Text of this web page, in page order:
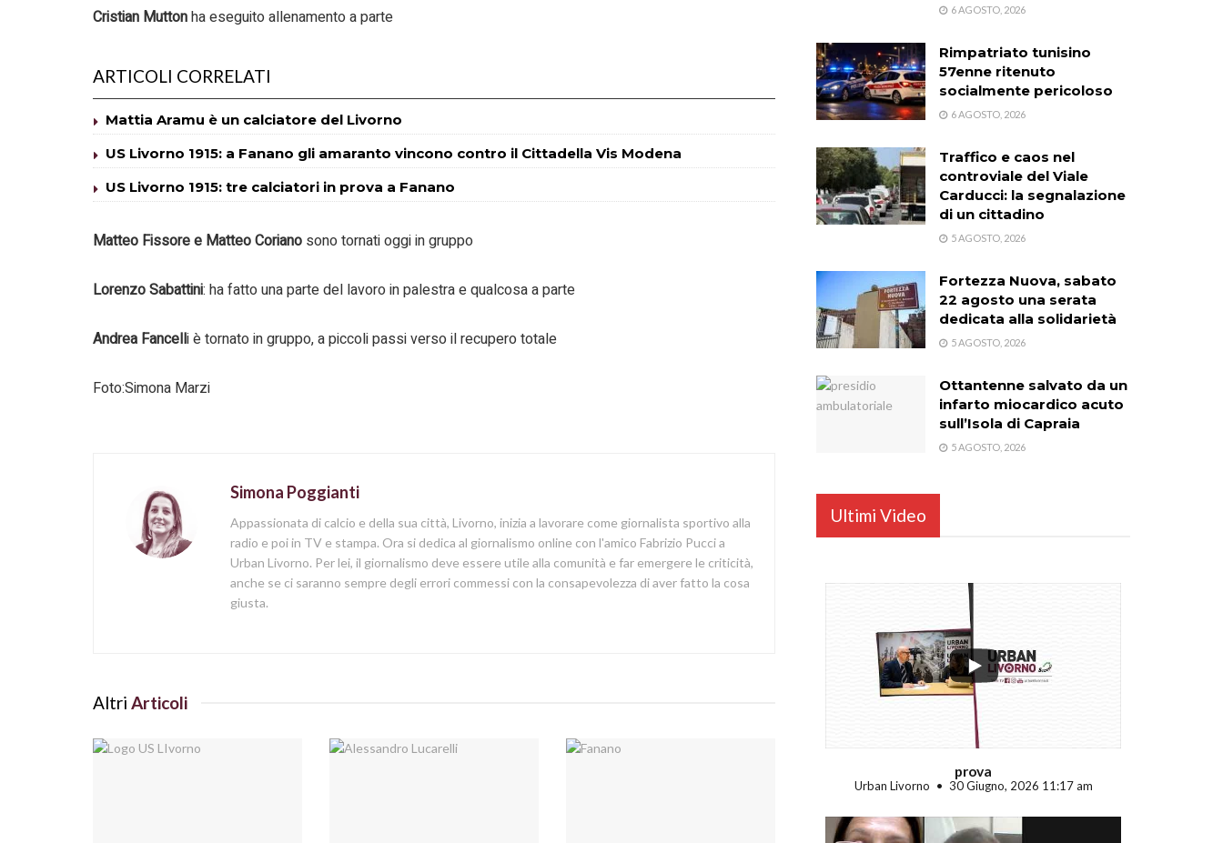
Cristian Muttonha eseguito allenamento a parte
ARTICOLI CORRELATI
Mattia Aramu è un calciatore del Livorno
US Livorno 1915: a Fanano gli amaranto vincono contro il Cittadella Vis Modena
US Livorno 1915: tre calciatori in prova a Fanano
Matteo Fissore e Matteo Coriano sono tornati oggi in gruppo
Lorenzo Sabattini: ha fatto una parte del lavoro in palestra e qualcosa a parte
Andrea Fancelli è tornato in gruppo, a piccoli passi verso il recupero totale
Foto:Simona Marzi
Simona Poggianti
Appassionata di calcio e della sua città, Livorno, inizia a lavorare come giornalista sportivo alla
radio e poi in TV e stampa. Ora si dedica al giornalismo online con l'amico Fabrizio Pucci a
Urban Livorno. Per lei, il giornalismo deve essere utile alla comunità e far emergere le criticità,
anche se ci saranno sempre degli errori commessi con la consapevolezza di aver fatto la cosa
giusta.
Altri Articoli
6 AGOSTO, 2026
Rimpatriato tunisino
57enne ritenuto
socialmente pericoloso
6 AGOSTO, 2026
Traffico e caos nel
controviale del Viale
Carducci: la segnalazione
di un cittadino
5 AGOSTO, 2026
Fortezza Nuova, sabato
22 agosto una serata
dedicata alla solidarietà
5 AGOSTO, 2026
Ottantenne salvato da un
infarto miocardico acuto
sull’Isola di Capraia
5 AGOSTO, 2026
Ultimi Video
...
prova
Urban Livorno 30 Giugno, 2026 11:17 am